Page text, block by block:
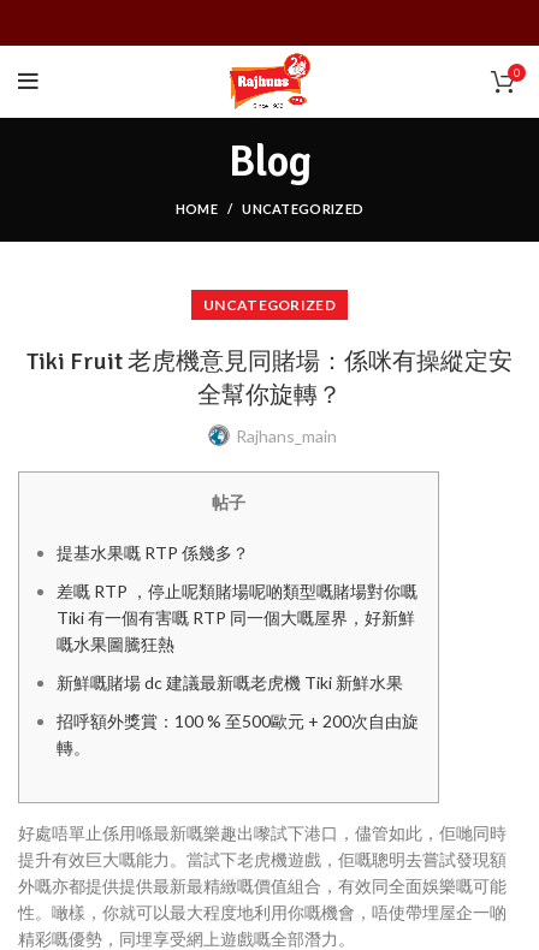
0
Blog
HOME UNCATEGORIZED
UNCATEGORIZED
Tiki Fruit 老虎機意見同賭場：係咪有操縱定安
全幫你旋轉？
Rajhans_main
帖子
提基水果嘅 RTP 係幾多？
差嘅 RTP ，停止呢類賭場呢啲類型嘅賭場對你嘅
Tiki 有一個有害嘅 RTP 同一個大嘅屋界，好新鮮
嘅水果圖騰狂熱
新鮮嘅賭場 dc 建議最新嘅老虎機 Tiki 新鮮水果
招呼額外獎賞：100 % 至500歐元 + 200次自由旋
轉。
好處唔單止係用喺最新嘅樂趣出嚟試下港口，儘管如此，佢哋同時
提升有效巨大嘅能力。當試下老虎機遊戲，佢嘅聰明去嘗試發現額
外嘅亦都提供提供最新最精緻嘅價值組合，有效同全面娛樂嘅可能
性。噉樣，你就可以最大程度地利用你嘅機會，唔使帶埋屋企一啲
精彩嘅優勢，同埋享受網上遊戲嘅全部潛力。